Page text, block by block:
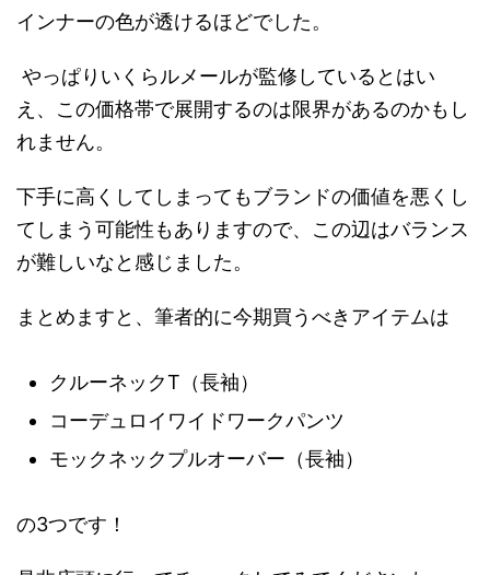
インナーの色が透けるほどでした。
やっぱりいくらルメールが監修しているとはい
え、この価格帯で展開するのは限界があるのかもし
れません。
下手に高くしてしまってもブランドの価値を悪くし
てしまう可能性もありますので、この辺はバランス
が難しいなと感じました。
まとめますと、筆者的に今期買うべきアイテムは
クルーネックT（長袖）
コーデュロイワイドワークパンツ
モックネックプルオーバー（長袖）
の3つです！